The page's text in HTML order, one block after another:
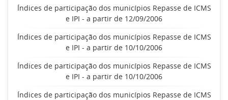
Índices de participação dos municípios Repasse de ICMS
e IPI - a partir de 12/09/2006
Índices de participação dos municípios Repasse de ICMS
e IPI - a partir de 10/10/2006
Índices de participação dos municípios Repasse de ICMS
e IPI - a partir de 10/10/2006
Índices de participação dos municípios Repasse de ICMS